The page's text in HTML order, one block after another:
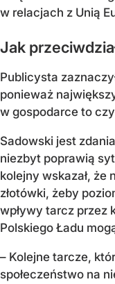
w relacjach z Unią
Jak
Publicysta
ponieważ
w gospodarce to
Sadowski jest
niezbyt poprawią
kolejny wskazał,
złotówki, żeby
wpływy tarcz przez
Polskiego Ładu
– Kolejne tarcze,
społeczeństwo na